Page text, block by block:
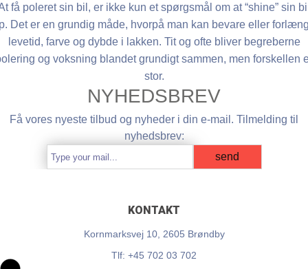
få poleret sin bil, er ikke kun et spørgsmål om at “shine” sin
Det er en grundig måde, hvorpå man kan bevare eller
levetid, farve og dybde i lakken. Tit og ofte bliver begreberne
og voksning blandet grundigt sammen, men forskellen
stor.
NYHEDSBREV
Få vores nyeste tilbud og nyheder i din e-mail. Tilmelding til
nyhedsbrev:
KONTAKT
Kornmarksvej 10, 2605 Brøndby
Tlf: +45 702 03 702